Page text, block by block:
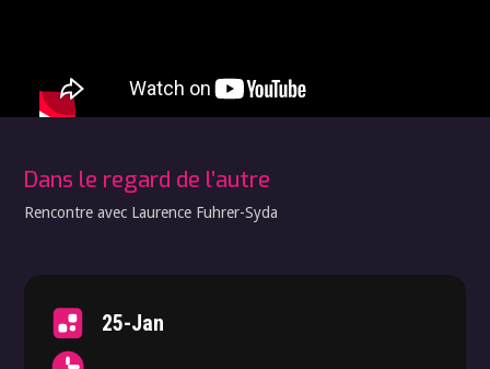
Dans le regard de l’autre
Rencontre avec Laurence Fuhrer-Syda
25-Jan